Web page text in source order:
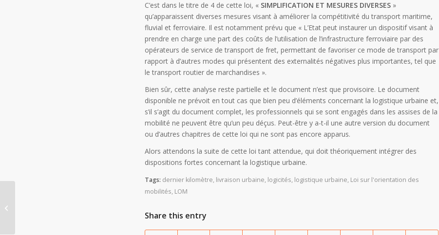
C’est dans le titre de 4 de cette loi, « SIMPLIFICATION ET MESURES DIVERSES »
qu’apparaissent diverses mesures visant à améliorer la compétitivité du transport maritime,
fluvial et ferroviaire. Il est notamment prévu que « L’Etat peut instaurer un dispositif visant à
prendre en charge une part des coûts de l’utilisation de l’infrastructure ferroviaire par des
opérateurs de service de transport de fret, permettant de favoriser ce mode de transport par
rapport à d’autres modes qui présentent des externalités négatives plus importantes, tel que
le transport routier de marchandises ».
Bien sûr, cette analyse reste partielle et le document n’est que provisoire. Le document
disponible ne prévoit en tout cas que bien peu d’éléments concernant la logistique urbaine et,
s’il s’agit du document complet, les professionnels qui se sont engagés dans les assises de la
mobilité ne peuvent être qu’un peu déçus. Peut-être y a-t-il une autre version du document
ou d’autres chapitres de cette loi qui ne sont pas encore apparus.
Alors attendons la suite de cette loi tant attendue, qui doit théoriquement intégrer des
dispositions fortes concernant la logistique urbaine.
Tags: dernier kilomètre, livraison urbaine, logicités, logistique urbaine, Loi sur l'orientation des
mobilités, LOM
Share this entry